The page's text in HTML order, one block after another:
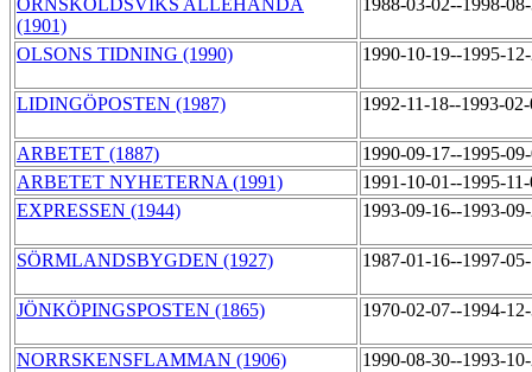
ÖRNSKÖLDSVIKS ALLEHANDA
(1901)
1988-03-02--1998-
OLSONS TIDNING (1990) 1990-10-19--1995-
LIDINGÖPOSTEN (1987) 1992-11-18--1993-
ARBETET (1887)
1990-09-17--1995-
ARBETET NYHETERNA (1991)
1991-10-01--1995-
EXPRESSEN (1944)
1993-09-16--1993-
SÖRMLANDSBYGDEN (1927) 1987-01-16--1997-
JÖNKÖPINGSPOSTEN (1865) 1970-02-07--1994-
NORRSKENSFLAMMAN (1906) 1990-08-30--1993-